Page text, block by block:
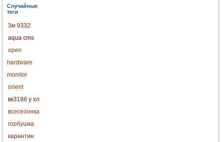
Случайные
теги
3м 9332
aqua cms
open
hardware
monitor
orient
вк318б у хл
всесезонка
горбушка
карантин